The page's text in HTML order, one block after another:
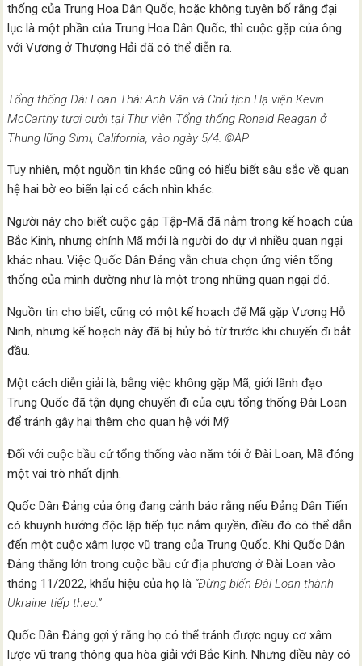
thống của Trung Hoa Dân Quốc, hoặc không tuyên bố rằng đại
lục là một phần của Trung Hoa Dân Quốc, thì cuộc gặp của ông
với Vương ở Thượng Hải đã có thể diễn ra.
Tổng thống Đài Loan Thái Anh Văn và Chủ tịch Hạ viện Kevin
McCarthy tươi cười tại Thư viện Tổng thống Ronald Reagan ở
Thung lũng Simi, California, vào ngày 5/4. ©AP
Tuy nhiên, một nguồn tin khác cũng có hiểu biết sâu sắc về quan
hệ hai bờ eo biển lại có cách nhìn khác.
Người này cho biết cuộc gặp Tập-Mã đã nằm trong kế hoạch của
Bắc Kinh, nhưng chính Mã mới là người do dự vì nhiều quan ngại
khác nhau. Việc Quốc Dân Đảng vẫn chưa chọn ứng viên tổng
thống của mình dường như là một trong những quan ngại đó.
Nguồn tin cho biết, cũng có một kế hoạch để Mã gặp Vương Hỗ
Ninh, nhưng kế hoạch này đã bị hủy bỏ từ trước khi chuyến đi bắt
đầu.
Một cách diễn giải là, bằng việc không gặp Mã, giới lãnh đạo
Trung Quốc đã tận dụng chuyến đi của cựu tổng thống Đài Loan
để tránh gây hại thêm cho quan hệ với Mỹ
Đối với cuộc bầu cử tổng thống vào năm tới ở Đài Loan, Mã đóng
một vai trò nhất định.
Quốc Dân Đảng của ông đang cảnh báo rằng nếu Đảng Dân Tiến
có khuynh hướng độc lập tiếp tục nắm quyền, điều đó có thể dẫn
đến một cuộc xâm lược vũ trang của Trung Quốc. Khi Quốc Dân
Đảng thắng lớn trong cuộc bầu cử địa phương ở Đài Loan vào
tháng 11/2022, khẩu hiệu của họ là “Đừng biến Đài Loan thành
Ukraine tiếp theo.”
Quốc Dân Đảng gợi ý rằng họ có thể tránh được nguy cơ xâm
lược vũ trang thông qua hòa giải với Bắc Kinh. Nhưng điều này có